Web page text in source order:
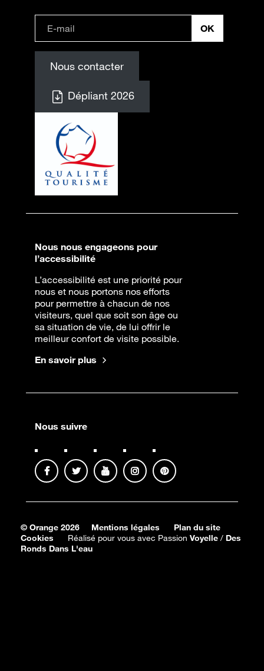
Nous contacter
Dépliant 2026
Nous nous engageons pour
l’accessibilité
L’accessibilité est une priorité pour
nous et nous portons nos efforts
pour permettre à chacun de nos
visiteurs, quel que soit son âge ou
sa situation de vie, de lui offrir le
meilleur confort de visite possible.
En savoir plus
Nous suivre
© Orange 2026 Mentions légales
Plan du site
Cookies
Réalisé pour vous avec Passion Voyelle / Des
Ronds Dans L'eau